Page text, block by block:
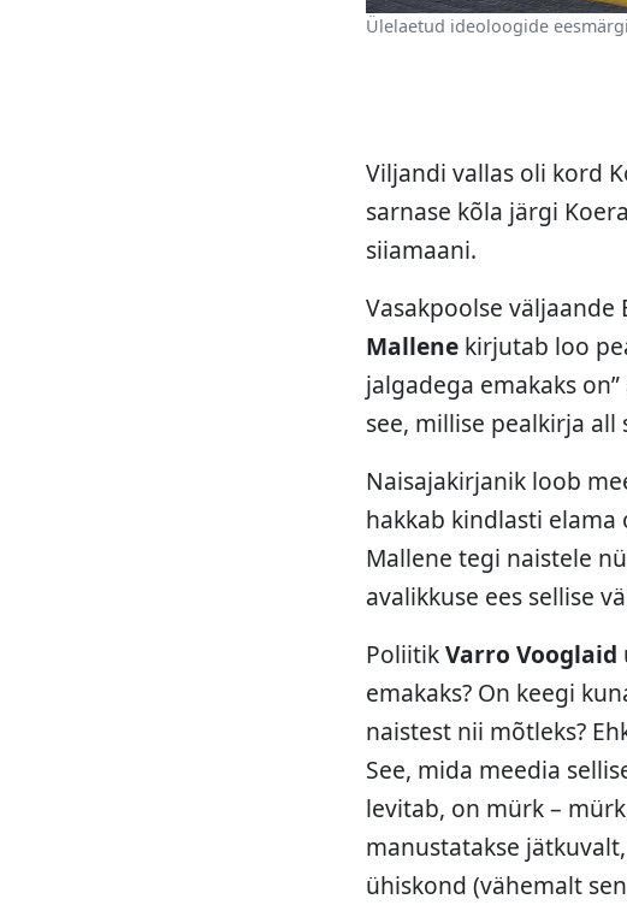
Ülelaetud ideoloogide
Viljandi vallas oli kord
sarnase kõla järgi
siiamaani.
Vasakpoolse
Mallene kirjutab loo
jalgadega emakaks
see, millise pealkirja all
Naisajakirjanik loob
hakkab kindlasti elama
Mallene tegi naistele
avalikkuse ees sellise
PoliitikVarro Vooglaid
emakaks? On keegi
naistest nii mõtleks?
See, mida meedia
levitab, on mürk –
manustatakse
ühiskond (vähemalt